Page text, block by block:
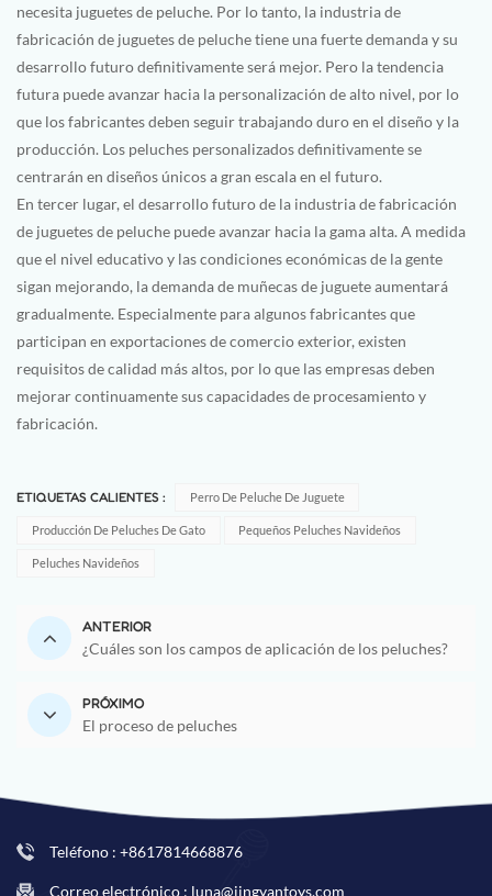
necesita juguetes de peluche. Por lo tanto, la industria de
fabricación de juguetes de peluche tiene una fuerte demanda y su
desarrollo futuro definitivamente será mejor. Pero la tendencia
futura puede avanzar hacia la personalización de alto nivel, por lo
que los fabricantes deben seguir trabajando duro en el diseño y la
producción. Los peluches personalizados definitivamente se
centrarán en diseños únicos a gran escala en el futuro.
En tercer lugar, el desarrollo futuro de la industria de fabricación
de juguetes de peluche puede avanzar hacia la gama alta. A medida
que el nivel educativo y las condiciones económicas de la gente
sigan mejorando, la demanda de muñecas de juguete aumentará
gradualmente. Especialmente para algunos fabricantes que
participan en exportaciones de comercio exterior, existen
requisitos de calidad más altos, por lo que las empresas deben
mejorar continuamente sus capacidades de procesamiento y
fabricación.
ETIQUETAS CALIENTES : Perro De Peluche De Juguete
Producción De Peluches De Gato Pequeños Peluches Navideños
Peluches Navideños
ANTERIOR
¿Cuáles son los campos de aplicación de los peluches?
PRÓXIMO
El proceso de peluches
Teléfono : +8617814668876
Correo electrónico : luna@jingyantoys.com